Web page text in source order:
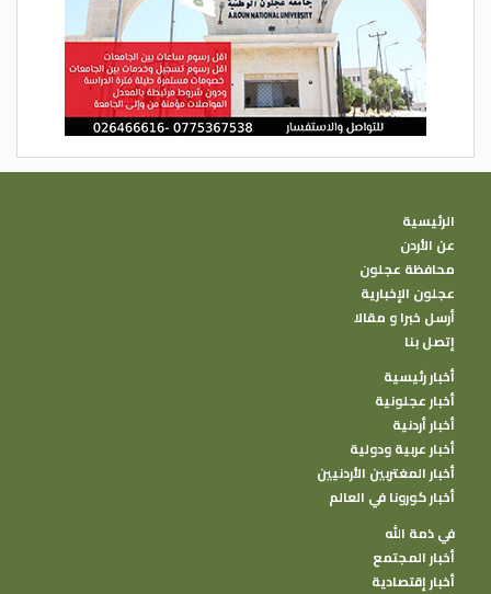
الرئيسية
عن الأردن
محافظة عجلون
عجلون الإخبارية
أرسل خبرا و مقالا
إتصل بنا
أخبار رئيسية
أخبار عجلونية
أخبار أردنية
أخبار عربية ودولية
أخبار المغتربين الأردنيين
أخبار كورونا في العالم
في ذمة الله
أخبار المجتمع
أخبار إقتصادية